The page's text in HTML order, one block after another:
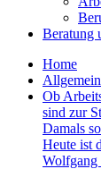
Beratung
Home
Allgemein
Ob
sind zur
Damals
Heute ist
Wolfgang